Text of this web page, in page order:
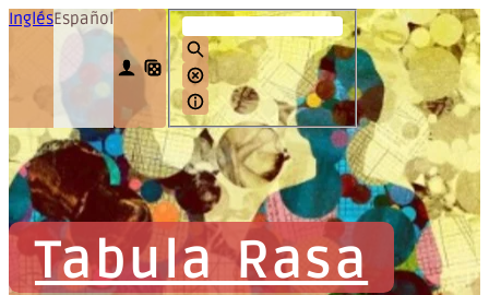
InglésEspañol
Tabula Rasa